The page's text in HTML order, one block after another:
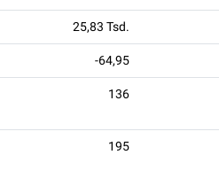
25,83 Tsd.
-64,95
136
195